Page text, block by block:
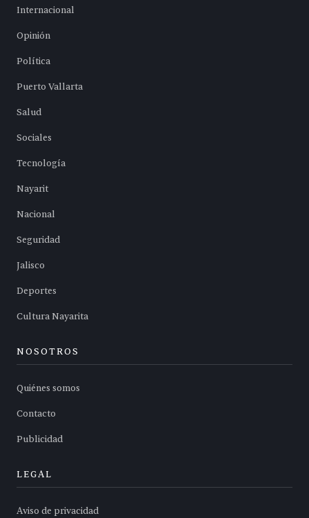
Internacional
Opinión
Política
Puerto Vallarta
Salud
Sociales
Tecnología
Nayarit
Nacional
Seguridad
Jalisco
Deportes
Cultura Nayarita
NOSOTROS
Quiénes somos
Contacto
Publicidad
LEGAL
Aviso de privacidad